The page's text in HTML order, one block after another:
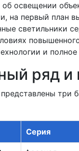
об освещении
на первый план
светильники
и
ряд и
три
Серия